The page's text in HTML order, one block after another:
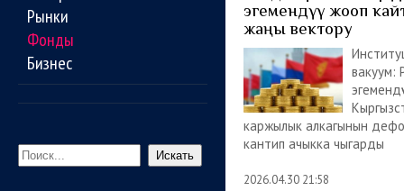
Рынки
Фонды
Бизнес
Искать
эгемендүү жооп
жаңы вектору
вакуум:
каржылык алкагынын
кантип ачыкка чыгарды
2026.04.30 21:58